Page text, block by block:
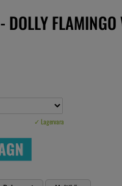
DOLLY
✓ Lagervara